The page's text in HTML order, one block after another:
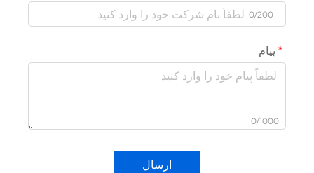
0/200
پیام
0/1000
ارسال